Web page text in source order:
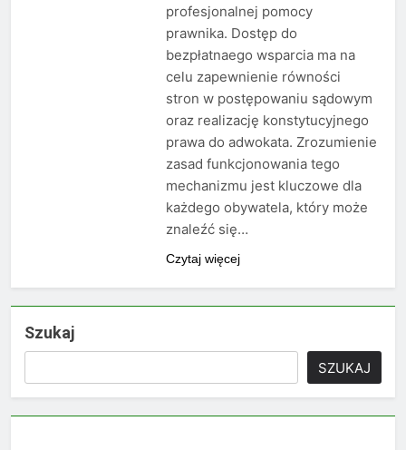
profesjonalnej pomocy
prawnika. Dostęp do
bezpłatnaego wsparcia ma na
celu zapewnienie równości
stron w postępowaniu sądowym
oraz realizację konstytucyjnego
prawa do adwokata. Zrozumienie
zasad funkcjonowania tego
mechanizmu jest kluczowe dla
każdego obywatela, który może
znaleźć się…
Czytaj więcej
Szukaj
SZUKAJ